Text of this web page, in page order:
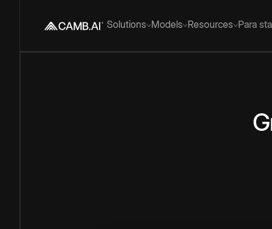
Solutions Models Resources Para